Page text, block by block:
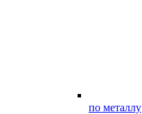
по металлу